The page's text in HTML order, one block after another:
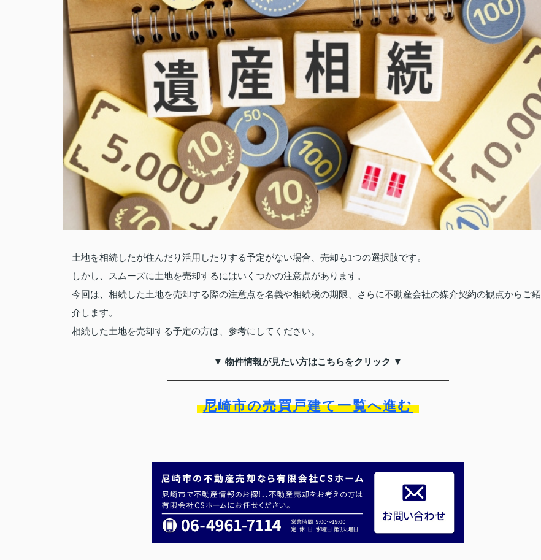
土地を相続したが住んだり活用したりする予定がない場合、売却も1つの選択肢です。
しかし、スムーズに土地を売却するにはいくつかの注意点があります。
今回は、相続した土地を売却する際の注意点を名義や相続税の期限、さらに不動産会社の媒介契約の観点からご紹
介します。
相続した土地を売却する予定の方は、参考にしてください。
▼ 物件情報が見たい方はこちらをクリック ▼
尼崎市の売買戸建て一覧へ進む